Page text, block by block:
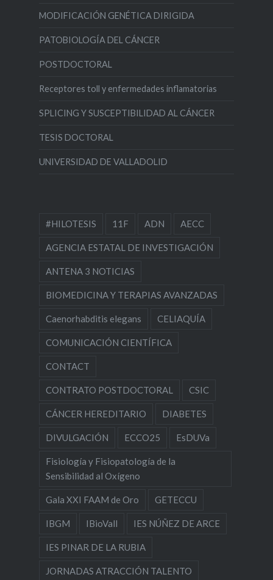
MODIFICACIÓN GENÉTICA DIRIGIDA
PATOBIOLOGÍA DEL CÁNCER
POSTDOCTORAL
Receptores toll y enfermedades inflamatorias
SPLICING Y SUSCEPTIBILIDAD AL CÁNCER
TESIS DOCTORAL
UNIVERSIDAD DE VALLADOLID
#HILOTESIS 11F ADN AECC
AGENCIA ESTATAL DE INVESTIGACIÓN
ANTENA 3 NOTICIAS
BIOMEDICINA Y TERAPIAS AVANZADAS
Caenorhabditis elegans CELIAQUÍA
COMUNICACIÓN CIENTÍFICA
CONTACT
CONTRATO POSTDOCTORAL CSIC
CÁNCER HEREDITARIO DIABETES
DIVULGACIÓN ECCO25 EsDUVa
Fisiología y Fisiopatología de la
Sensibilidad al Oxígeno
Gala XXI FAAM de Oro GETECCU
IBGM IBioVall IES NÚÑEZ DE ARCE
IES PINAR DE LA RUBIA
JORNADAS ATRACCIÓN TALENTO